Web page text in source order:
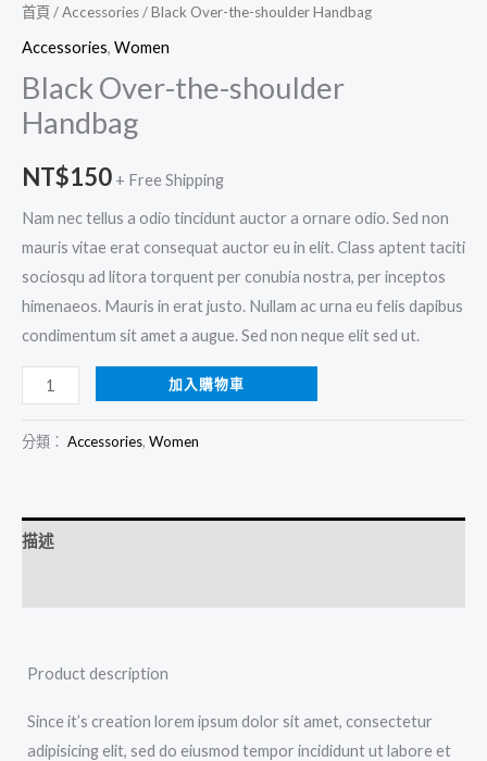
首頁/Accessories/ Black Over-the-shoulder Handbag
Accessories, Women
Black Over-the-shoulder
Handbag
NT$150 + Free Shipping
Nam nec tellus a odio tincidunt auctor a ornare odio. Sed non
mauris vitae erat consequat auctor eu in elit. Class aptent taciti
sociosqu ad litora torquent per conubia nostra, per inceptos
himenaeos. Mauris in erat justo. Nullam ac urna eu felis dapibus
condimentum sit amet a augue. Sed non neque elit sed ut.
加入購物車
分類： Accessories, Women
描述
Product description
Since it’s creation lorem ipsum dolor sit amet, consectetur
adipisicing elit, sed do eiusmod tempor incididunt ut labore et